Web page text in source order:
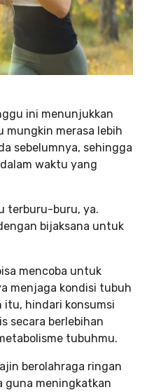
ini menunjukkan
mungkin merasa lebih
sebelumnya, sehingga
waktu yang
terburu-buru, ya.
bijaksana untuk
mencoba untuk
menjaga kondisi tubuh
itu, hindari konsumsi
secara berlebihan
tubuhmu.
berolahraga ringan
guna meningkatkan